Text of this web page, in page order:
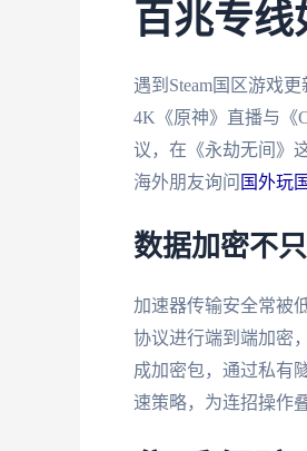
百兆专
遇到Steam国区游戏
4K《原神》直播与《
议，在《永劫无间》
海外朋友询问 国外玩
数据加密不
加速器传输安全常被
协议进行端到端加密
成加密包，通过私有
速策略，为连招操作